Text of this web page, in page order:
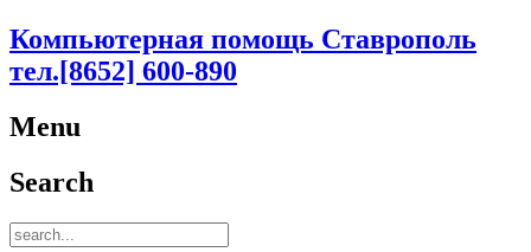
Компьютерная помощь Ставрополь
тел.[8652] 600-890
Menu
Search